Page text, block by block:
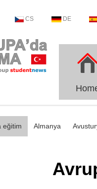
CS DE
eğitim Almanya